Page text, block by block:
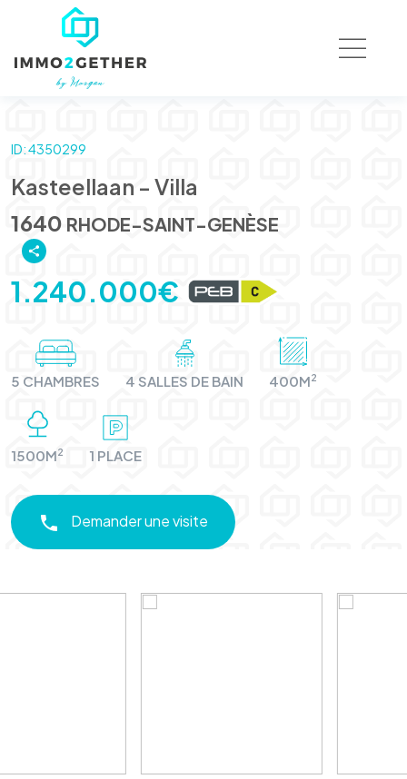
ID: 4350299
Kasteellaan - Villa
1640 RHODE-SAINT-GENÈSE
1.240.000€
5 CHAMBRES 4 SALLES DE BAIN 400M2
1500M2 1 PLACE
Demander une visite